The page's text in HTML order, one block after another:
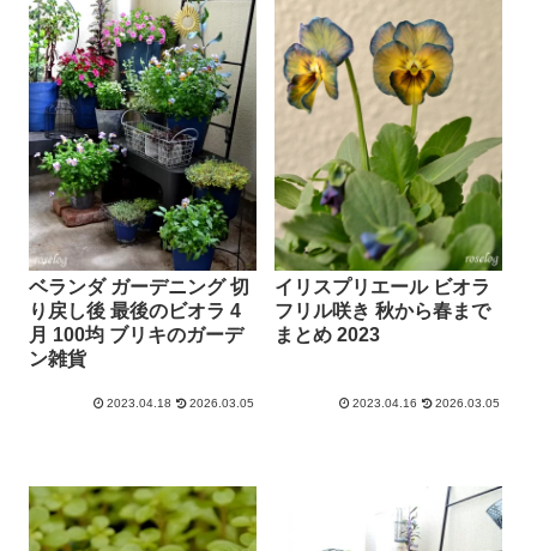
ベランダ ガーデニング 切
り戻し後 最後のビオラ 4
月 100均 ブリキのガーデ
ン雑貨
2023.04.18 2026.03.05
イリスプリエール ビオラ
フリル咲き 秋から春まで
まとめ 2023
2023.04.16 2026.03.05